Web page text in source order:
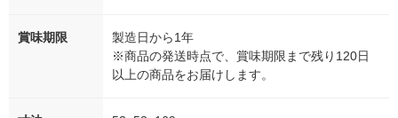
賞味期限
製造日から1年
※商品の発送時点で、賞味期限まで残り120日
以上の商品をお届けします。